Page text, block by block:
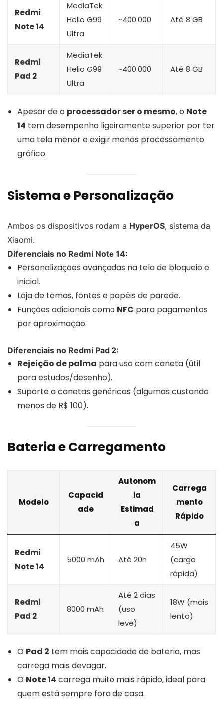
Redmi
Note 14
MediaTek
Helio G99
Ultra
~400.000 Até 8 GB
Redmi
Pad 2
MediaTek
Helio G99
Ultra
~400.000 Até 8 GB
Apesar de o processador ser o mesmo, o Note
14 tem desempenho ligeiramente superior por ter
uma tela menor e exigir menos processamento
gráfico.
Sistema e Personalização
Ambos os dispositivos rodam a HyperOS, sistema da
Xiaomi.
Diferenciais no Redmi Note 14:
Personalizações avançadas na tela de bloqueio e
inicial.
Loja de temas, fontes e papéis de parede.
Funções adicionais como NFC para pagamentos
por aproximação.
Diferenciais no Redmi Pad 2:
Rejeição de palma para uso com caneta (útil
para estudos/desenho).
Suporte a canetas genéricas (algumas custando
menos de R$ 100).
Bateria e Carregamento
Modelo
Capacid
ade
Autonom
ia
Estimad
a
Carrega
mento
Rápido
Redmi
Note 14
5000 mAh Até 20h
45W
(carga
rápida)
Redmi
Pad 2
8000 mAh
Até 2 dias
(uso
leve)
18W (mais
lento)
O Pad 2 tem mais capacidade de bateria, mas
carrega mais devagar.
O Note 14 carrega muito mais rápido, ideal para
quem está sempre fora de casa.